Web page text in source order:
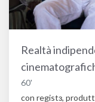
Realtà
60'
con registз,